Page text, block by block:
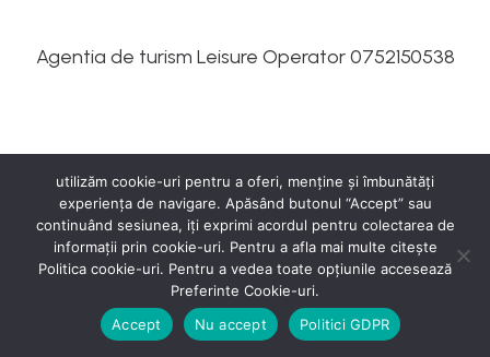
Agentia de turism Leisure Operator 0752150538
utilizăm cookie-uri pentru a oferi, menține și îmbunătăți
experiența de navigare. Apăsând butonul “Accept” sau
continuând sesiunea, iți exprimi acordul pentru colectarea de
informații prin cookie-uri. Pentru a afla mai multe citește
Politica cookie-uri. Pentru a vedea toate opțiunile accesează
Preferinte Cookie-uri.
Accept
Nu accept Politici GDPR